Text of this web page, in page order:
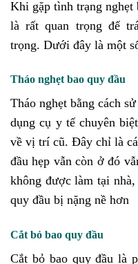
Khi gặp tình trạng
là rất quan trọng để
trọng. Dưới đây là một
Tháo nghẹt bao quy đầu
Tháo nghẹt bằng cách
dụng cụ y tế chuyên
về vị trí cũ. Đây chỉ là
đầu hẹp vẫn còn ở đó
không được làm tại
quy đầu bị nặng nề hơn
Cắt bỏ bao quy đầu
Cắt bỏ bao quy đầu là